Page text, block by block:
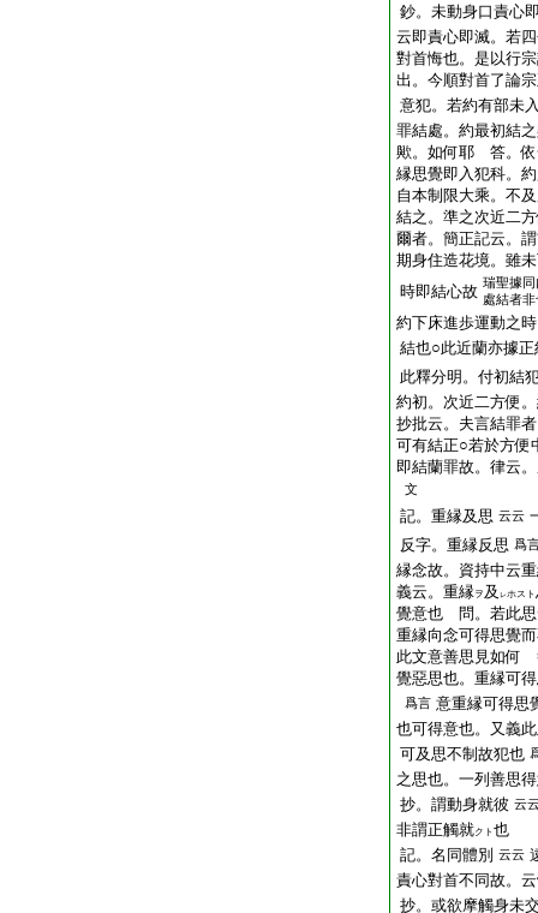
鈔。未動身口責心
云即責心即滅。若
對首悔也。是以行
出。今順對首了論
意犯。若約有部未
罪結處。約最初結
歟。如何耶 答。依
縁思覺即入犯科。
自本制限大乘。不
結之。準之次近二
爾者。簡正記云。
期身住造花境。雖
時即結心故 瑞聖據
處結者非
約下床進歩運動之
結也○此近蘭亦據
此釋分明。付初結
約初。次近二方便
抄批云。夫言結罪
可有結正○若於方便
即結蘭罪故。律云
文
記。重縁及思 云云
反字。重縁反思 爲
縁念故。資持中云
義云。重縁ヲ 及 レホスト
覺意也 問。若此思
重縁向念可得思覺
此文意善思見如何
覺惡思也。重縁可
爲言 意重縁可得思
也可得意也。又義
可及思不制故犯也
之思也。一列善思
抄。謂動身就彼 云
非謂正觸就クト 也
記。名同體別 云云
責心對首不同故。
抄。或欲摩觸身未